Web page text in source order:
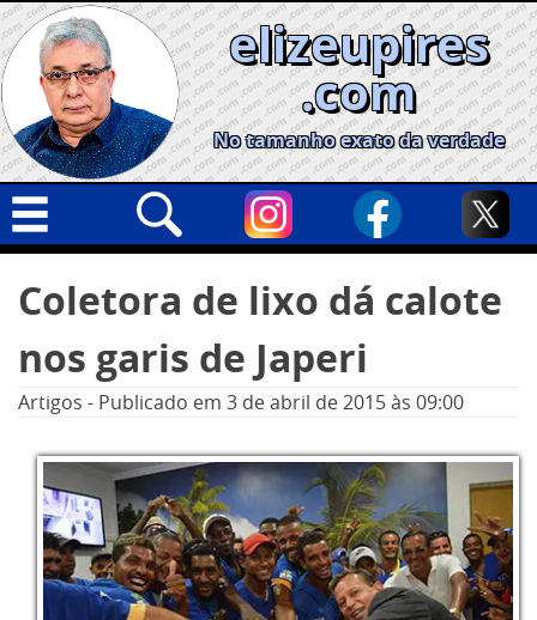
Skip
to
content
elizeupires
.com
No tamanho exato da verdade
Geral
Cidades
Política
Opinião
Informe especial
por:
Coletora de lixo dá calote
nos garis de Japeri
Artigos - Publicado em 3 de abril de 2015às 09:00